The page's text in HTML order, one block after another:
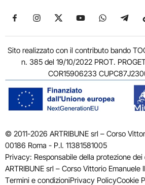
Seguici su Facebook
Seguici su Instagram
Seguici su X
Seguici suSeguici su
Sito realizzato con il contributo bando
n. 385 del 19/10/2022 PROT.
COR15906233
© 2011-2026 ARTRIBUNE srl – Corso
00186 Roma - P.I. 11381581005
Privacy: Responsabile della protezione
ARTRIBUNE srl – Corso Vittorio Emanuele
Termini e condizioniPrivacy PolicyCookie